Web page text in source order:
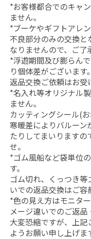
*お客様都合でのキャ
ません。
*ブーケやギフトアレ
不良部分のみの交換
なりませんので、ご了
*浮遊期間及び膨らん
り個体差がございま
返品交換ご依頼はお受
*名入れ等オリジナル
ません。
カッティングシール(
寒暖差によりバルーン
たりしてまいります
せ。
*ゴム風船など袋単位
す。
ゴム切れ、くっつき
いでの返品交換はご容
*色の見え方はモニタ
メージ違いでのご返品
大変恐縮ですが、上
ようお願い申し上げま